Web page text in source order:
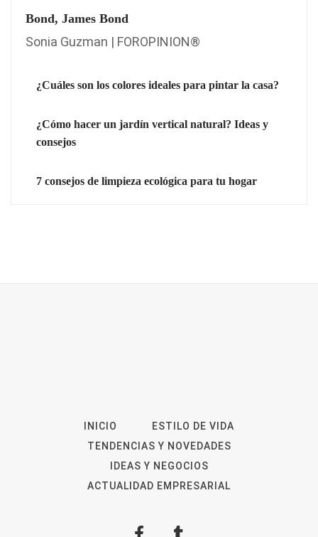
Bond, James Bond
Sonia Guzman | FOROPINION®
¿Cuáles son los colores ideales para pintar la casa?
¿Cómo hacer un jardín vertical natural? Ideas y
consejos
7 consejos de limpieza ecológica para tu hogar
INICIO
ESTILO DE VIDA
TENDENCIAS Y NOVEDADES
IDEAS Y NEGOCIOS
ACTUALIDAD EMPRESARIAL